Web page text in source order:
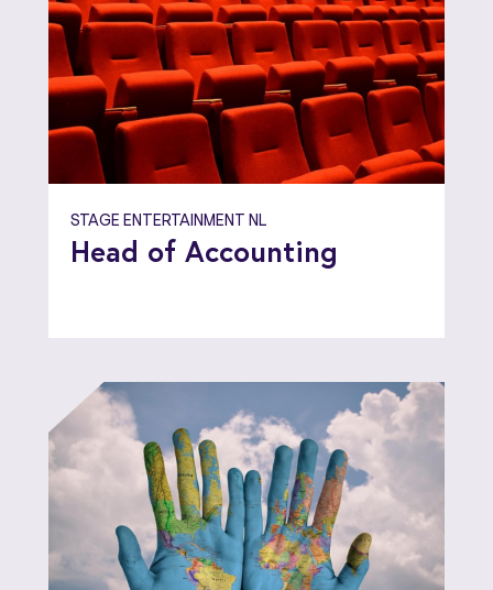
STAGE ENTERTAINMENT NL
Head of Accounting